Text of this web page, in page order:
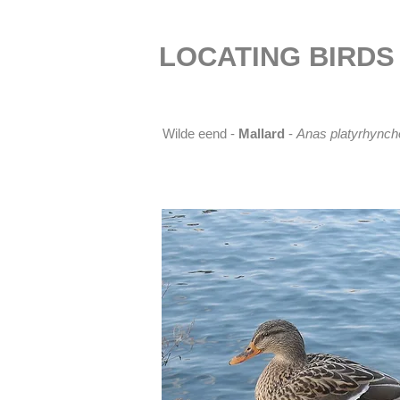
LOCATING
Wilde eend - Mallard - Anas